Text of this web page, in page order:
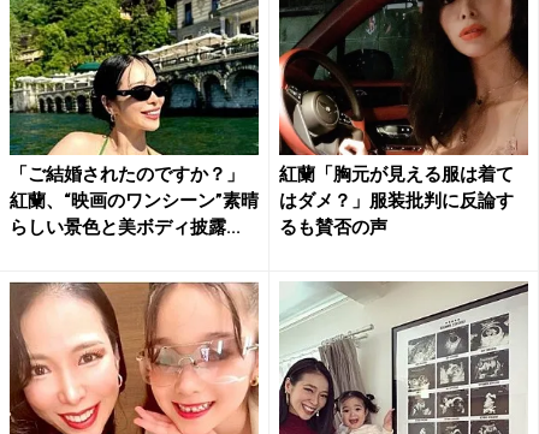
「ご結婚されたのですか？」
紅蘭、“映画のワンシーン”素晴
らしい景色と美ボディ披露...
紅蘭「胸元が見える服は着て
はダメ？」服装批判に反論す
るも賛否の声